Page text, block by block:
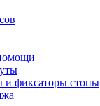
фиксаторы стопы